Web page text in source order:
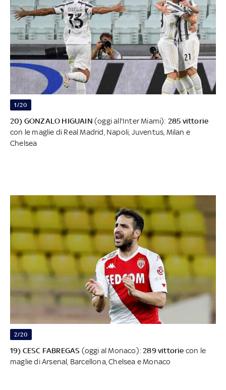
1/20
20) GONZALO HIGUAIN (oggi all'Inter Miami): 285 vittorie
con le maglie di Real Madrid, Napoli, Juventus, Milan e
Chelsea
2/20
19) CESC FABREGAS (oggi al Monaco):289 vittorie con le
maglie di Arsenal, Barcellona, Chelsea e Monaco